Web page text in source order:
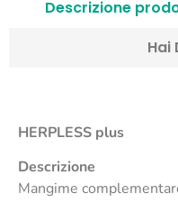
Descrizione
Hai
HERPLESS plus
Descrizione
Mangime